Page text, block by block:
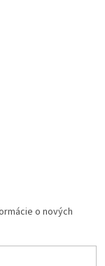
o nových